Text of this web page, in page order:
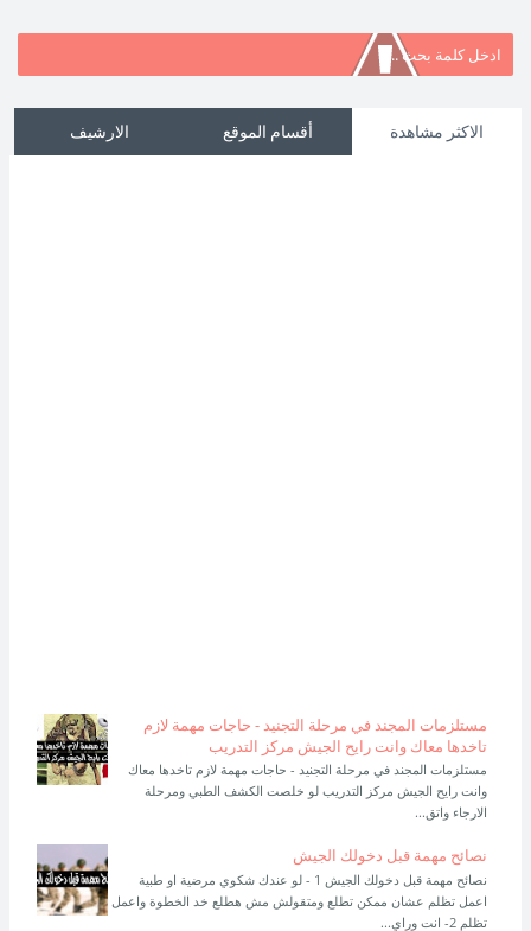
الاكثر مشاهدة أقسام الموقع الارشيف
مستلزمات المجند في مرحلة التجنيد - حاجات مهمة لازم
تاخدها معاك وانت رايح الجيش مركز التدريب
مستلزمات المجند في مرحلة التجنيد - حاجات مهمة لازم تاخدها معاك
وانت رايح الجيش مركز التدريب لو خلصت الكشف الطبي ومرحلة
الارجاء واتق...
نصائح مهمة قبل دخولك الجيش
نصائح مهمة قبل دخولك الجيش 1 - لو عندك شكوي مرضية او طبية
اعمل تظلم عشان ممكن تطلع ومتقولش مش هطلع خد الخطوة واعمل
تظلم 2- انت وراي...